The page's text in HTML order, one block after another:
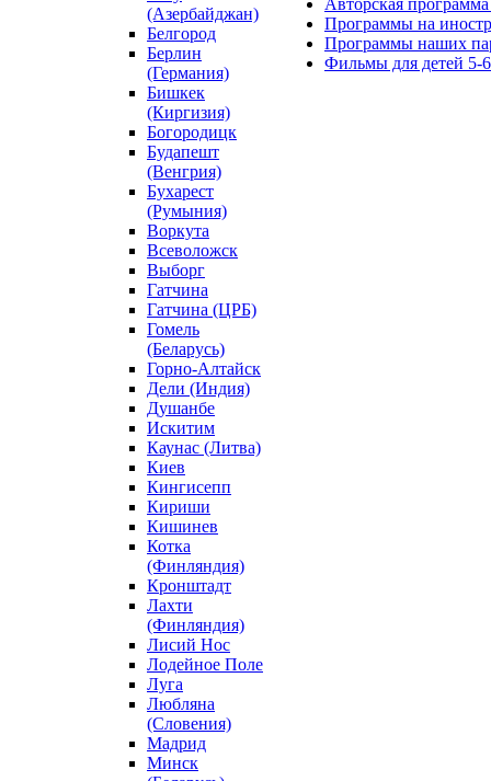
(Азербайджан)
Белгород
Берлин
(Германия)
Бишкек
(Киргизия)
Богородицк
Будапешт
(Венгрия)
Бухарест
(Румыния)
Воркута
Всеволожск
Выборг
Гатчина
Гатчина (ЦРБ)
Гомель
(Беларусь)
Горно-Алтайск
Дели (Индия)
Душанбе
Искитим
Каунас (Литва)
Киев
Кингисепп
Кириши
Кишинев
Котка
(Финляндия)
Кронштадт
Лахти
(Финляндия)
Лисий Нос
Лодейное Поле
Луга
Любляна
(Словения)
Мадрид
Минск
Программы на
Программы наших
Фильмы для детей 5-